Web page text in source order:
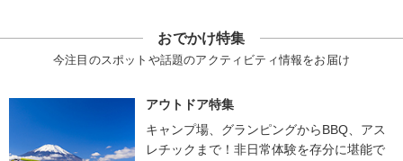
おでかけ特集
今注目のスポットや話題のアクティビティ情報をお届け
アウトドア特集
キャンプ場、グランピングからBBQ、アス
レチックまで！非日常体験を存分に堪能で